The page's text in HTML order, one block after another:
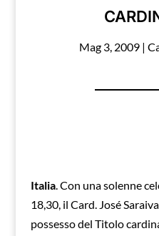
Mag 3, 2009|
Italia. Con una solenne
18,30, il Card. José
possesso del Titolo